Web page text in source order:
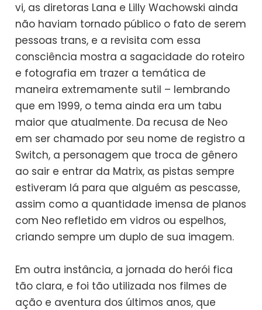
vi, as diretoras Lana e Lilly Wachowski ainda
não haviam tornado público o fato de serem
pessoas trans, e a revisita com essa
consciência mostra a sagacidade do roteiro
e fotografia em trazer a temática de
maneira extremamente sutil – lembrando
que em 1999, o tema ainda era um tabu
maior que atualmente. Da recusa de Neo
em ser chamado por seu nome de registro a
Switch, a personagem que troca de gênero
ao sair e entrar da Matrix, as pistas sempre
estiveram lá para que alguém as pescasse,
assim como a quantidade imensa de planos
com Neo refletido em vidros ou espelhos,
criando sempre um duplo de sua imagem.
Em outra instância, a jornada do herói fica
tão clara, e foi tão utilizada nos filmes de
ação e aventura dos últimos anos, que